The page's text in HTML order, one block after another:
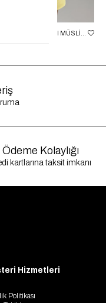
Ödeme Kolaylığı
kartlarına taksit imkanı
Hizmetleri
Politikası